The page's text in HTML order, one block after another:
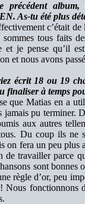
précédent
As-tu été plus
c’était de
tous faits
et je pense qu’il
et nous avons
écrit 18 ou 19
finaliser à temps
que Matias en a
jamais pu terminer.
aux autres
Du coup ils ne
on fera un peu plus
de travailler parce
sont bonnes
règle d’or, peu
Nous fonctionnons